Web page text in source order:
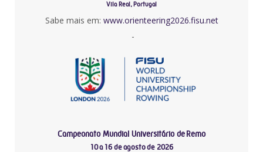
Vila Real, Portugal
Sabe mais em: www.orienteering2026.fisu.net
-
Campeonato Mundial Universitário de Remo
10 a 16 de agosto de 2026